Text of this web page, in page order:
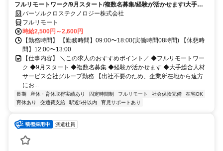
フルリモートワーク/9月スタート/複数名募集/経験が活かせます/大手総
合人材サービス会社グループ勤務
パーソルクロステクノロジー株式会社
フルリモート
時給2,500円～2,600円
【勤務時間】 【勤務時間】09:00〜18:00(実働時間08時間) 【休憩時
間】12:00〜13:00
【仕事内容】 ＼この求人のおすすめポイント／ ◆フルリモートワー
ク ◆9月スタート ◆複数名募集 ◆経験が活かせます ◆大手総合人材
サービス会社グループ勤務 【出社不要のため、企業所在地から遠方
にお...
長期 産休・育休取得実績あり 固定時間制 フルリモート 社会保険完備
在宅OK
育休あり
交通費支給 駅近5分以内 育児サポートあり
派遣社員